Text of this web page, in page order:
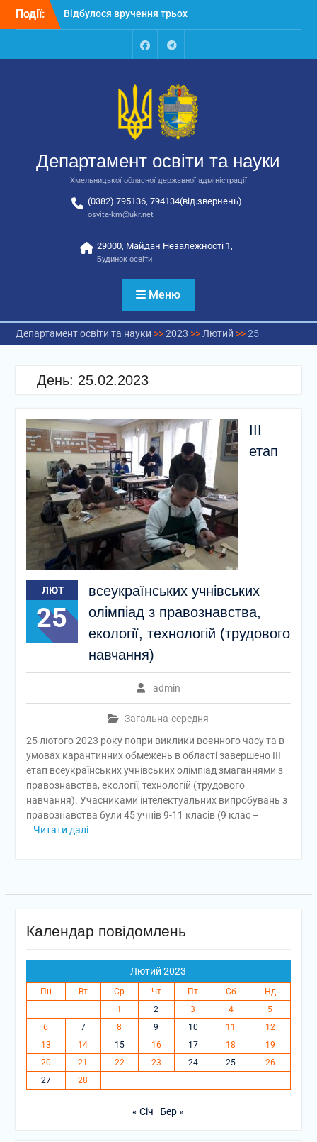
Перейти
Події:
Відбулося вручення трьох
автобусів для потреб
Відбулося засідання
освіти та науки обласної
державної адміністрації
Відбулась обласна
національно-патріотичне
виховання
FacebookTalegram
Департамент освіти та науки
Хмельницької обласної державної адміністрації
(0382) 795136, 794134(від.звернень)
osvita-km@ukr.net
29000, Майдан Незалежності 1,
Будинок освіти
Меню
Департамент освіти та науки >>2023 >> Лютий >>25
День: 25.02.2023
ЛЮТ
25
ІІІ
етап
всеукраїнських учнівських
олімпіад з правознавства,
екології, технологій (трудового
навчання)
admin
Загальна-середня
25 лютого 2023 року попри виклики воєнного часу та в
умовах карантинних обмежень в області завершено ІІІ
етап всеукраїнських учнівських олімпіад змаганнями з
правознавства, екології, технологій (трудового
навчання). Учасниками інтелектуальних випробувань з
правознавства були 45 учнів 9-11 класів (9 клас –
Читати далі
Календар повідомлень
Лютий 2023
Пн Вт Ср Чт Пт Сб
Нд
1
2 3 4
5
6
7 8 9 10 11
12
13
14 15 16 17 18
19
20
21 22 23 24 25
26
27
28
« Січ Бер »